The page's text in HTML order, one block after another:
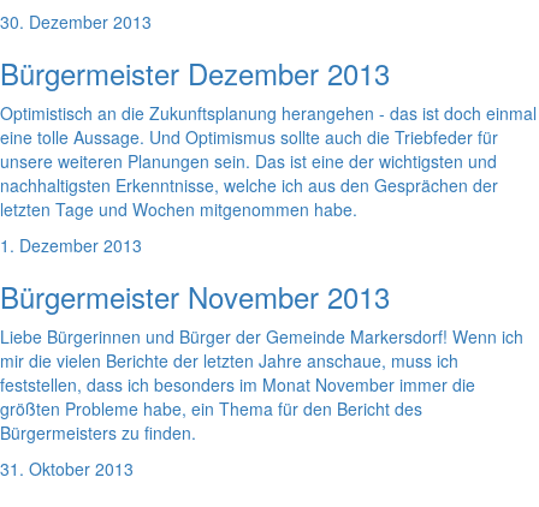
30. Dezember 2013
Bürgermeister Dezember 2013
Optimistisch an die Zukunftsplanung herangehen - das ist doch einmal
eine tolle Aussage. Und Optimismus sollte auch die Triebfeder für
unsere weiteren Planungen sein. Das ist eine der wichtigsten und
nachhaltigsten Erkenntnisse, welche ich aus den Gesprächen der
letzten Tage und Wochen mitgenommen habe.
1. Dezember 2013
Bürgermeister November 2013
Liebe Bürgerinnen und Bürger der Gemeinde Markersdorf! Wenn ich
mir die vielen Berichte der letzten Jahre anschaue, muss ich
feststellen, dass ich besonders im Monat November immer die
größten Probleme habe, ein Thema für den Bericht des
Bürgermeisters zu finden.
31. Oktober 2013